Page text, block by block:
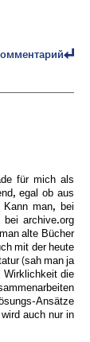
für mich als
egal ob aus
man, bei
bei archive.org
alte Bücher
mit der heute
(sah man ja
Wirklichkeit die
Ansätze
auch nur in